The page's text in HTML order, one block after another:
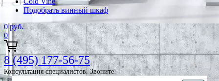
Подобрать винный шкаф
0 руб.
0
8 (495) 177-56-75
Консультация специалистов. Звоните!